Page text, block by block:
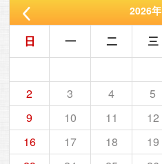
2026年
日 一 二 三
2
3 4 5
9
10 11 12
16
17 18 19